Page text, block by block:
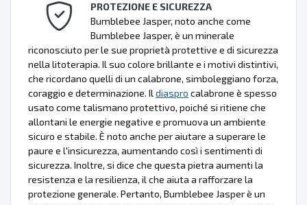
PROTEZIONE E SICUREZZA
Bumblebee Jasper, noto anche come
Bumblebee Jasper, è un minerale
riconosciuto per le sue proprietà protettive e di sicurezza
nella litoterapia. Il suo colore brillante e i motivi distintivi,
che ricordano quelli di un calabrone, simboleggiano forza,
coraggio e determinazione. Il diaspro calabrone è spesso
usato come talismano protettivo, poiché si ritiene che
allontani le energie negative e promuova un ambiente
sicuro e stabile. È noto anche per aiutare a superare le
paure e l'insicurezza, aumentando così i sentimenti di
sicurezza. Inoltre, si dice che questa pietra aumenti la
resistenza e la resilienza, il che aiuta a rafforzare la
protezione generale. Pertanto, Bumblebee Jasper è un